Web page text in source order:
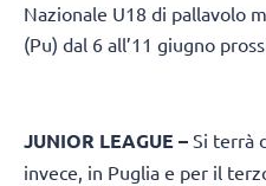
Nazionale U18 di pallavolo
(Pu) dal 6 all’11 giugno
JUNIOR LEAGUE – Si terrà
invece, in Puglia e per il